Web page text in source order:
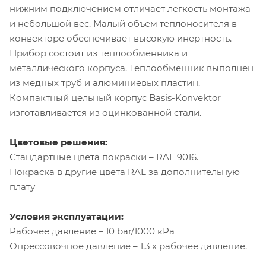
нижним подключением отличает легкость монтажа
и небольшой вес. Малый объем теплоносителя в
конвекторе обеспечивает высокую инертность.
Прибор состоит из теплообменника и
металлического корпуса. Теплообменник выполнен
из медных труб и алюминиевых пластин.
Компактный цельный корпус Basis-Konvektor
изготавливается из оцинкованной стали.
Цветовые решения:
Стандартные цвета покраски – RAL 9016.
Покраска в другие цвета RAL за дополнительную
плату
Условия эксплуатации:
Рабочее давление – 10 bar/1000 кРа
Опрессовочное давление – 1,3 х рабочее давление.